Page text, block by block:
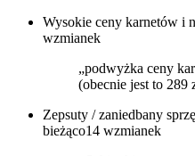
Wysokie ceny karnetów i
wzmianek
„podwyżka ceny
(obecnie jest to 289
Zepsuty / zaniedbany
bieżąco14 wzmianek